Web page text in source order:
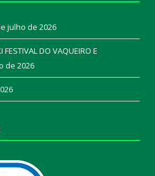
julho de 2026
DO VAQUEIRO E
de 2026